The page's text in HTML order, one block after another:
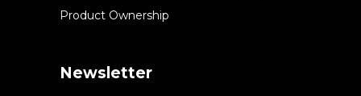
Product Ownership
Newsletter